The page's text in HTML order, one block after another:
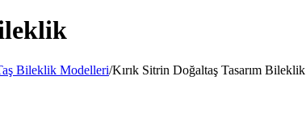
Bileklik Modelleri/Kırık Sitrin Doğaltaş Tasarım Bileklik